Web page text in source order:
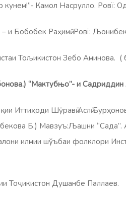
Камол Насрулло. Ровї:
– и Бобобек Раҳимӣ. Ровї:
Тољикистон Зебо Аминова. (
“Мактубњо”- и
Иттиҳоди Шӯравӣ Аслӣ
Б.) Мавзуъ:Љашни
илмии шўъбаи фолклори
Тоҷикистон Душанбе